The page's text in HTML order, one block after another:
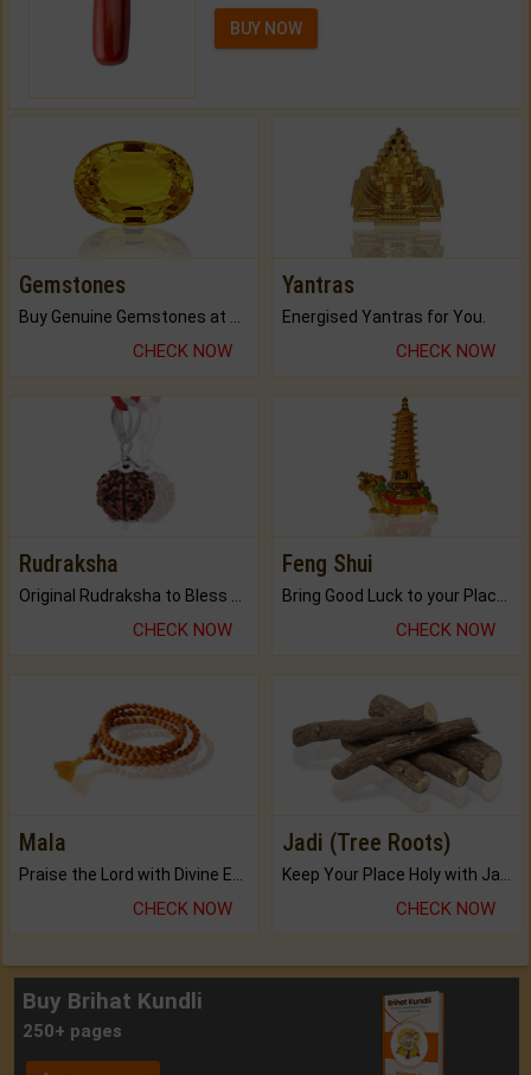
BUY NOW
Gemstones
CHECK NOW
Yantras
Energised Yantras for You.
CHECK NOW
Rudraksha
CHECK NOW
Feng Shui
CHECK NOW
Mala
CHECK NOW
Jadi (Tree Roots)
CHECK NOW
Buy Brihat Kundli
250+ pages